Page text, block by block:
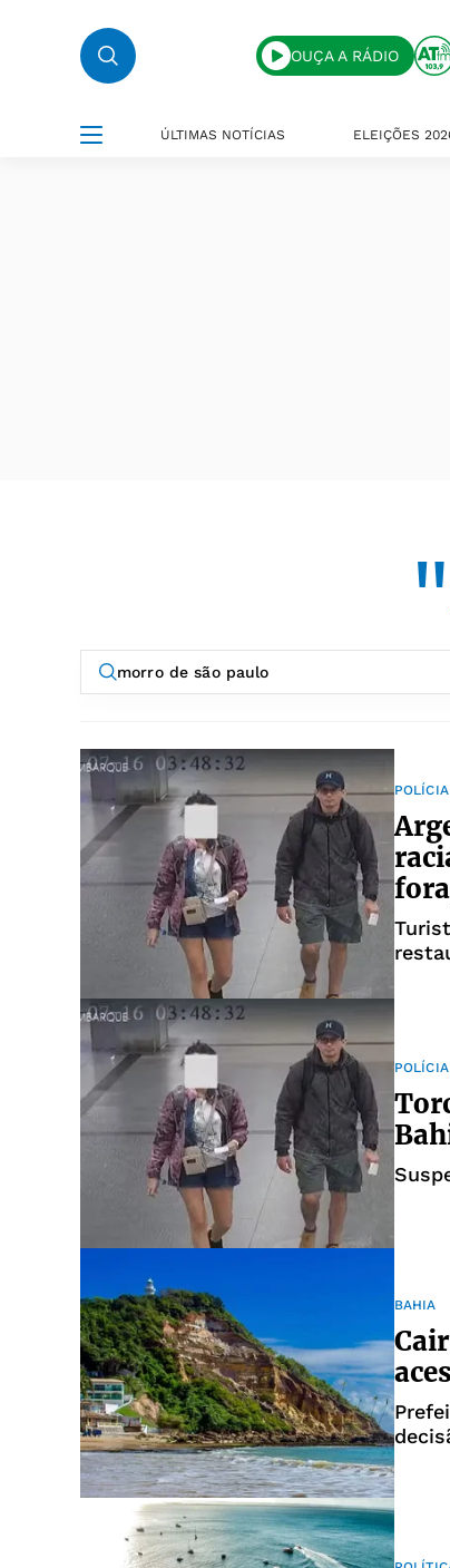
OUÇA A RÁDIO
ÚLTIMAS NOTÍCIAS ELEIÇÕES
POLÍCIA
POLÍCIA
BAHIA